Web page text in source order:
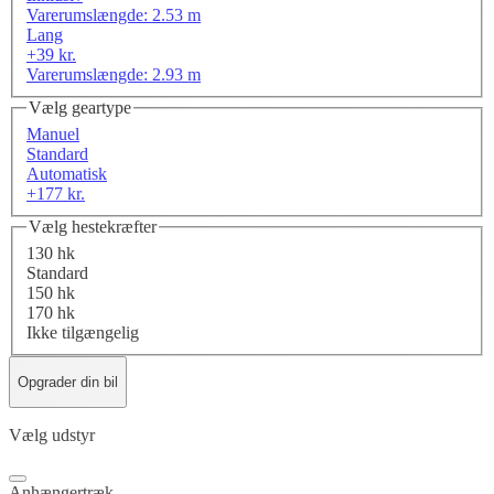
Varerumslængde: 2.53 m
Lang
+39 kr.
Varerumslængde: 2.93 m
Vælg geartype
Manuel
Standard
Automatisk
+177 kr.
Vælg hestekræfter
130 hk
Standard
150 hk
170 hk
Ikke tilgængelig
Opgrader din bil
Vælg udstyr